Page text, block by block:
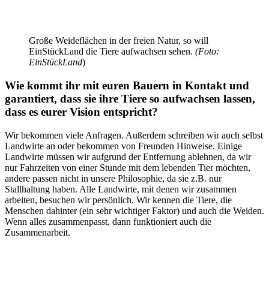
Große Weideflächen in der freien Natur, so will
EinStückLand die Tiere aufwachsen sehen. (Foto:
EinStückLand)
Wie kommt ihr mit euren Bauern in Kontakt und
garantiert, dass sie ihre Tiere so aufwachsen lassen,
dass es eurer Vision entspricht?
Wir bekommen viele Anfragen. Außerdem schreiben wir auch selbst
Landwirte an oder bekommen von Freunden Hinweise. Einige
Landwirte müssen wir aufgrund der Entfernung ablehnen, da wir
nur Fahrzeiten von einer Stunde mit dem lebenden Tier möchten,
andere passen nicht in unsere Philosophie, da sie z.B. nur
Stallhaltung haben. Alle Landwirte, mit denen wir zusammen
arbeiten, besuchen wir persönlich. Wir kennen die Tiere, die
Menschen dahinter (ein sehr wichtiger Faktor) und auch die Weiden.
Wenn alles zusammenpasst, dann funktioniert auch die
Zusammenarbeit.